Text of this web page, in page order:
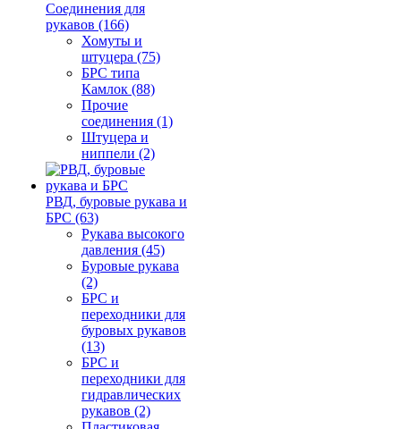
Соединения для
рукавов (166)
Хомуты и
штуцера (75)
БРС типа
Камлок (88)
Прочие
соединения (1)
Штуцера и
ниппели (2)
РВД, буровые рукава и
БРС (63)
Рукава высокого
давления (45)
Буровые рукава
(2)
БРС и
переходники для
буровых рукавов
(13)
БРС и
переходники для
гидравлических
рукавов (2)